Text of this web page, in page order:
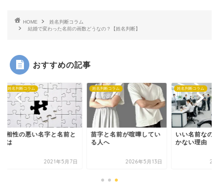
HOME
姓名判断コラム
結婚で変わった名前の画数どうなの？【姓名判断】
おすすめの記事
断コラム
の悪い名字と名前と
2021年5月7日
姓名判断コラム
苗字と名前が喧嘩してい
る人へ
2026年5月13日
姓名判断コラム
いい名前なのにうま
かない理由
2025年12